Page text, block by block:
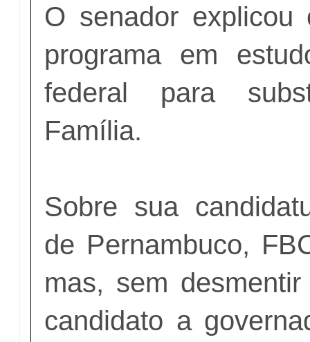
O senador explicou
programa em
federal para
Família.
Sobre sua
de Pernambuco,
mas, sem
candidato a